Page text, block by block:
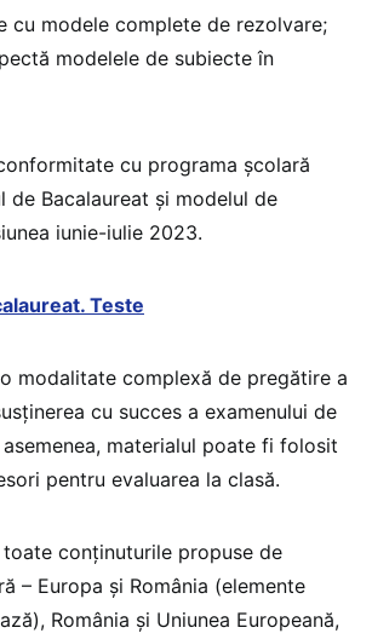
cu modele complete de rezolvare;
modelele de subiecte în
cu programa școlară
de Bacalaureat și modelul de
iunie-iulie 2023.
Teste
modalitate complexă de pregătire a
cu succes a examenului de
materialul poate fi folosit
pentru evaluarea la clasă.
conținuturile propuse de
– Europa și România (elemente
România și Uniunea Europeană,